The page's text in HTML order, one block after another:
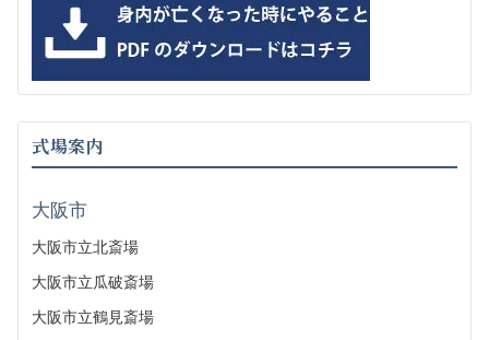
式場案内
大阪市
大阪市立北斎場
大阪市立瓜破斎場
大阪市立鶴見斎場